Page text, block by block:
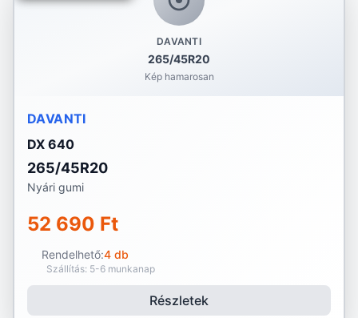
DAVANTI
265/45R20
Kép hamarosan
DAVANTI
DX 640
265/45R20
Nyári gumi
52 690 Ft
Rendelhető:4 db
Szállítás: 5-6 munkanap
Részletek